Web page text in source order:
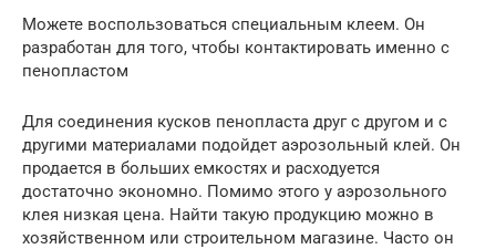
Можете воспользоваться специальным клеем. Он
разработан для того, чтобы контактировать именно с
пенопластом
Для соединения кусков пенопласта друг с другом и с
другими материалами подойдет аэрозольный клей. Он
продается в больших емкостях и расходуется
достаточно экономно. Помимо этого у аэрозольного
клея низкая цена. Найти такую продукцию можно в
хозяйственном или строительном магазине. Часто он